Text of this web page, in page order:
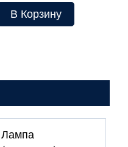
люминесцентная
865
В Корзину
Лампа